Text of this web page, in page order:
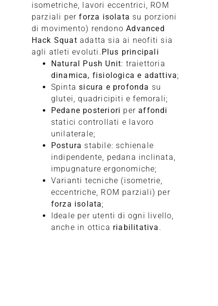
isometriche, lavori eccentrici, ROM
parziali perforza isolata su porzioni
di movimento) rendonoAdvanced
Hack Squat adatta sia ai neofiti sia
agli atleti evoluti. Plus principali
Natural Push Unit: traiettoria
dinamica, fisiologica e adattiva;
Spintasicura e profonda su
glutei, quadricipiti e femorali;
Pedane posteriori peraffondi
statici controllati e lavoro
unilaterale;
Postura stabile: schienale
indipendente, pedana inclinata,
impugnature ergonomiche;
Varianti tecniche (isometrie,
eccentriche, ROM parziali) per
forza isolata;
Ideale per utenti di ogni livello,
anche in ottica riabilitativa .